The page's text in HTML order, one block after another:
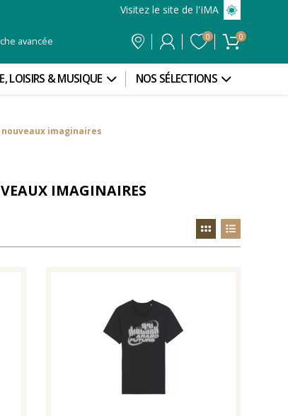
Visitez le site de l'IMA
avancée 0 0
LOISIRS & MUSIQUE NOS SÉLECTIONS
imaginaires
IMAGINAIRES